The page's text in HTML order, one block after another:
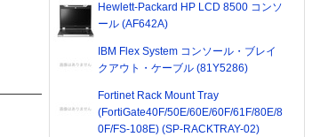
Hewlett-Packard HP LCD 8500 コンソ
ール (AF642A)
IBM Flex System コンソール・ブレイ
クアウト・ケーブル (81Y5286)
Fortinet Rack Mount Tray
(FortiGate40F/50E/60E/60F/61F/80E/8
0F/FS-108E) (SP-RACKTRAY-02)